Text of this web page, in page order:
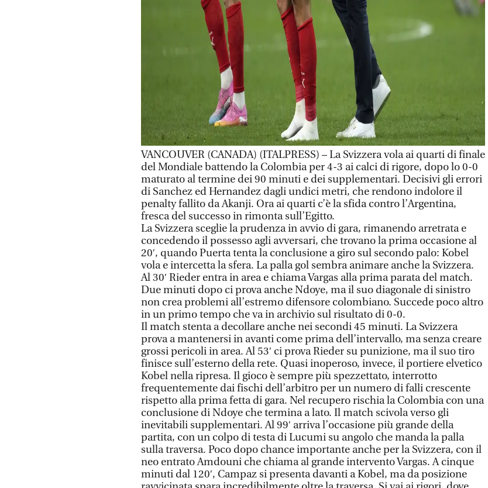
VANCOUVER (CANADA) (ITALPRESS) – La Svizzera vola ai quarti di finale
del Mondiale battendo la Colombia per 4-3 ai calci di rigore, dopo lo 0-0
maturato al termine dei 90 minuti e dei supplementari. Decisivi gli errori
di Sanchez ed Hernandez dagli undici metri, che rendono indolore il
penalty fallito da Akanji. Ora ai quarti c’è la sfida contro l’Argentina,
fresca del successo in rimonta sull’Egitto.
La Svizzera sceglie la prudenza in avvio di gara, rimanendo arretrata e
concedendo il possesso agli avversari, che trovano la prima occasione al
20′, quando Puerta tenta la conclusione a giro sul secondo palo: Kobel
vola e intercetta la sfera. La palla gol sembra animare anche la Svizzera.
Al 30′ Rieder entra in area e chiama Vargas alla prima parata del match.
Due minuti dopo ci prova anche Ndoye, ma il suo diagonale di sinistro
non crea problemi all’estremo difensore colombiano. Succede poco altro
in un primo tempo che va in archivio sul risultato di 0-0.
Il match stenta a decollare anche nei secondi 45 minuti. La Svizzera
prova a mantenersi in avanti come prima dell’intervallo, ma senza creare
grossi pericoli in area. Al 53′ ci prova Rieder su punizione, ma il suo tiro
finisce sull’esterno della rete. Quasi inoperoso, invece, il portiere elvetico
Kobel nella ripresa. Il gioco è sempre più spezzettato, interrotto
frequentemente dai fischi dell’arbitro per un numero di falli crescente
rispetto alla prima fetta di gara. Nel recupero rischia la Colombia con una
conclusione di Ndoye che termina a lato. Il match scivola verso gli
inevitabili supplementari. Al 99′ arriva l’occasione più grande della
partita, con un colpo di testa di Lucumi su angolo che manda la palla
sulla traversa. Poco dopo chance importante anche per la Svizzera, con il
neo entrato Amdouni che chiama al grande intervento Vargas. A cinque
minuti dal 120′, Campaz si presenta davanti a Kobel, ma da posizione